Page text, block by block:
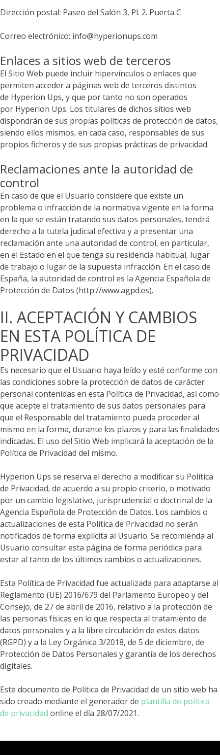
Dirección postal: Paseo del Salón 3, Pl. 2. Puerta C
Correo electrónico: info@hyperionups.com
Enlaces a sitios web de terceros
El Sitio Web puede incluir hipervínculos o enlaces que
permiten acceder a páginas web de terceros distintos
de Hyperion Ups, y que por tanto no son operados
por Hyperion Ups. Los titulares de dichos sitios web
dispondrán de sus propias políticas de protección de datos,
siendo ellos mismos, en cada caso, responsables de sus
propios ficheros y de sus propias prácticas de privacidad.
Reclamaciones ante la autoridad de
control
En caso de que el Usuario considere que existe un
problema o infracción de la normativa vigente en la forma
en la que se están tratando sus datos personales, tendrá
derecho a la tutela judicial efectiva y a presentar una
reclamación ante una autoridad de control, en particular,
en el Estado en el que tenga su residencia habitual, lugar
de trabajo o lugar de la supuesta infracción. En el caso de
España, la autoridad de control es la Agencia Española de
Protección de Datos (http://www.agpd.es).
II. ACEPTACIÓN Y CAMBIOS
EN ESTA POLÍTICA DE
PRIVACIDAD
Es necesario que el Usuario haya leído y esté conforme con
las condiciones sobre la protección de datos de carácter
personal contenidas en esta Política de Privacidad, así como
que acepte el tratamiento de sus datos personales para
que el Responsable del tratamiento pueda proceder al
mismo en la forma, durante los plazos y para las finalidades
indicadas. El uso del Sitio Web implicará la aceptación de la
Política de Privacidad del mismo.
Hyperion Ups se reserva el derecho a modificar su Política
de Privacidad, de acuerdo a su propio criterio, o motivado
por un cambio legislativo, jurisprudencial o doctrinal de la
Agencia Española de Protección de Datos. Los cambios o
actualizaciones de esta Política de Privacidad no serán
notificados de forma explícita al Usuario. Se recomienda al
Usuario consultar esta página de forma periódica para
estar al tanto de los últimos cambios o actualizaciones.
Esta Política de Privacidad fue actualizada para adaptarse al
Reglamento (UE) 2016/679 del Parlamento Europeo y del
Consejo, de 27 de abril de 2016, relativo a la protección de
las personas físicas en lo que respecta al tratamiento de
datos personales y a la libre circulación de estos datos
(RGPD) y a la Ley Orgánica 3/2018, de 5 de diciembre, de
Protección de Datos Personales y garantía de los derechos
digitales.
Este documento de Política de Privacidad de un sitio web ha
sido creado mediante el generador de plantilla de política
de privacidad online el día 28/07/2021.